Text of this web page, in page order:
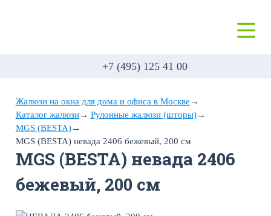
+7 (495) 125 41 00
Жалюзи на окна для дома и офиса в Москве →
Каталог жалюзи→ Рулонные жалюзи (шторы)→
MGS (BESTA)→
MGS (BESTA) невада 2406 бежевый, 200 см
MGS (BESTA) невада 2406
бежевый, 200 см